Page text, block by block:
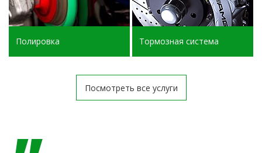
Полировка Тормозная система
Посмотреть все услуги